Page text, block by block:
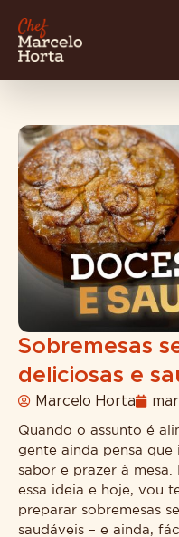
Sobremesas
deliciosas e
Marcelo Horta
Quando o assunto é
gente ainda pensa
sabor e prazer à mesa.
essa ideia e hoje, vou
preparar sobremesas
saudáveis – e ainda,